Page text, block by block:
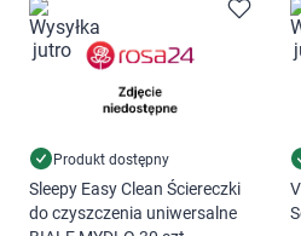
Produkt dostępny
Sleepy Easy Clean Ściereczki
do czyszczenia uniwersalne